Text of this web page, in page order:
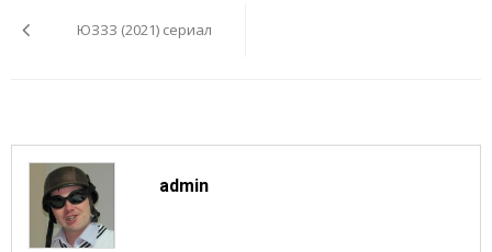
по
записямЮЗЗЗ (2021) сериал
admin